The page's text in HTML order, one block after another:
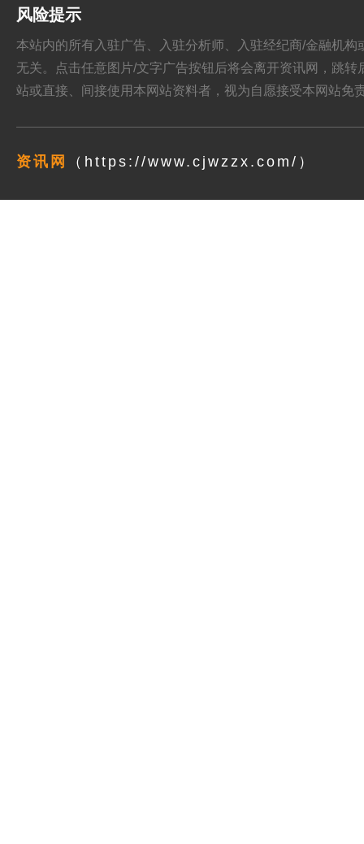
风险提示
本站内的所有入驻广告、入驻分析师、入驻经纪商/金融机
无关。点击任意图片/文字广告按钮后将会离开资讯网，跳
站或直接、间接使用本网站资料者，视为自愿接受本网站免
资讯网 （https://www.cjwzzx.com/）